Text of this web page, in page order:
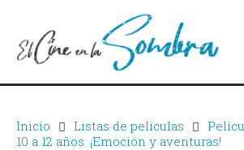
Inicio Listas de películas
10 a 12 años: ¡Emoción y aventuras!